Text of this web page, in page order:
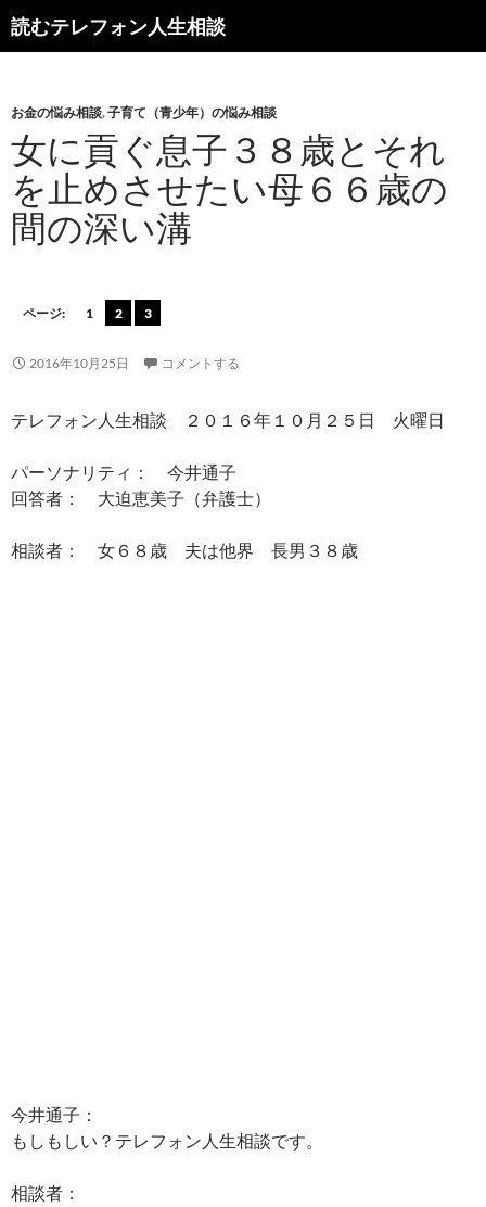
読むテレフォン人生相談
お金の悩み相談,子育て（青少年）の悩み相談
女に貢ぐ息子３８歳とそれ
を止めさせたい母６６歳の
間の深い溝
ページ: 1 2 3
2016年10月25日 コメントする
テレフォン人生相談 ２０１６年１０月２５日 火曜日
パーソナリティ： 今井通子
回答者： 大迫恵美子（弁護士）
相談者： 女６８歳 夫は他界 長男３８歳
今井通子：
もしもしい？テレフォン人生相談です。
相談者：